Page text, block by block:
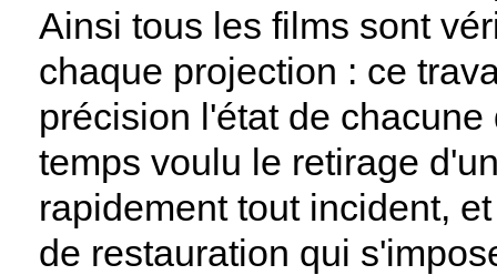
Ainsi tous les films sont
chaque projection : ce
précision l'état de
temps voulu le retirage
rapidement tout incident,
de restauration qui